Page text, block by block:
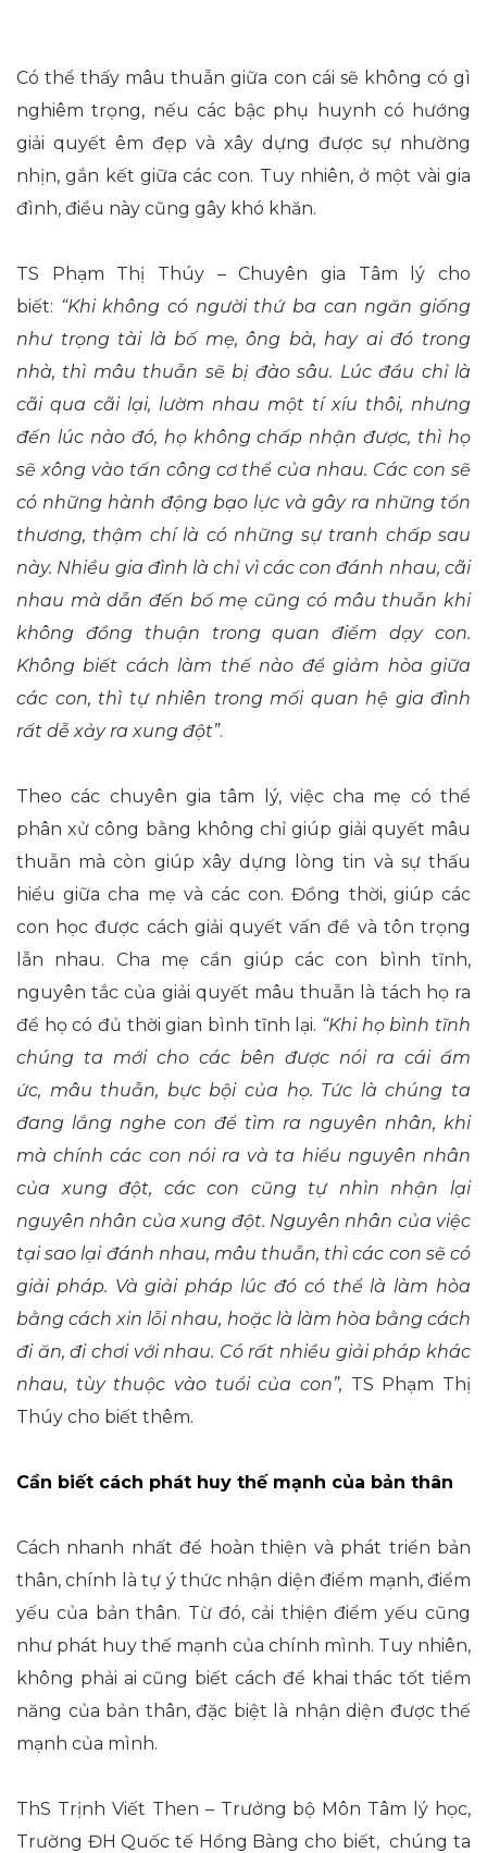
Có thể thấy mâu thuẫn giữa con cái sẽ không có gì
nghiêm trọng, nếu các bậc phụ huynh có hướng
giải quyết êm đẹp và xây dựng được sự nhường
nhịn, gắn kết giữa các con. Tuy nhiên, ở một vài gia
đình, điều này cũng gây khó khăn.
TS Phạm Thị Thúy – Chuyên gia Tâm lý cho
biết: “Khi không có người thứ ba can ngăn giống
như trọng tài là bố mẹ, ông bà, hay ai đó trong
nhà, thì mâu thuẫn sẽ bị đào sâu. Lúc đầu chỉ là
cãi qua cãi lại, lườm nhau một tí xíu thôi, nhưng
đến lúc nào đó, họ không chấp nhận được, thì họ
sẽ xông vào tấn công cơ thể của nhau. Các con sẽ
có những hành động bạo lực và gây ra những tổn
thương, thậm chí là có những sự tranh chấp sau
này. Nhiều gia đình là chỉ vì các con đánh nhau, cãi
nhau mà dẫn đến bố mẹ cũng có mâu thuẫn khi
không đồng thuận trong quan điểm dạy con.
Không biết cách làm thế nào để giảm hòa giữa
các con, thì tự nhiên trong mối quan hệ gia đình
rất dễ xảy ra xung đột”.
Theo các chuyên gia tâm lý, việc cha mẹ có thể
phân xử công bằng không chỉ giúp giải quyết mâu
thuẫn mà còn giúp xây dựng lòng tin và sự thấu
hiểu giữa cha mẹ và các con. Đồng thời, giúp các
con học được cách giải quyết vấn đề và tôn trọng
lẫn nhau. Cha mẹ cần giúp các con bình tĩnh,
nguyên tắc của giải quyết mâu thuẫn là tách họ ra
để họ có đủ thời gian bình tĩnh lại. “Khi họ bình tĩnh
chúng ta mới cho các bên được nói ra cái ấm
ức, mâu thuẫn, bực bội của họ. Tức là chúng ta
đang lắng nghe con để tìm ra nguyên nhân, khi
mà chính các con nói ra và ta hiểu nguyên nhân
của xung đột, các con cũng tự nhìn nhận lại
nguyên nhân của xung đột. Nguyên nhân của việc
tại sao lại đánh nhau, mâu thuẫn, thì các con sẽ có
giải pháp. Và giải pháp lúc đó có thể là làm hòa
bằng cách xin lỗi nhau, hoặc là làm hòa bằng cách
đi ăn, đi chơi với nhau. Có rất nhiều giải pháp khác
nhau, tùy thuộc vào tuổi của con”, TS Phạm Thị
Thúy cho biết thêm.
Cần biết cách phát huy thế mạnh của bản thân
Cách nhanh nhất để hoàn thiện và phát triển bản
thân, chính là tự ý thức nhận diện điểm mạnh, điểm
yếu của bản thân. Từ đó, cải thiện điểm yếu cũng
như phát huy thế mạnh của chính mình. Tuy nhiên,
không phải ai cũng biết cách để khai thác tốt tiềm
năng của bản thân, đặc biệt là nhận diện được thế
mạnh của mình.
ThS Trịnh Viết Then – Trưởng bộ Môn Tâm lý học,
Trường ĐH Quốc tế Hồng Bàng cho biết, chúng ta